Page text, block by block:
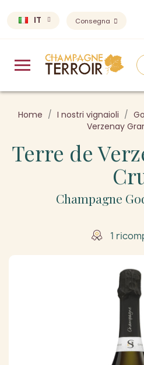
IT Consegna
Home I nostri vignaioli
Verzenay
Terre de
Champagne
1